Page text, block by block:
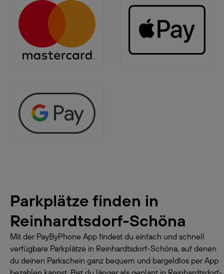
Parkplätze finden in
Reinhardtsdorf-Schöna
Mit der PayByPhone App findest du einfach und schnell
verfügbare Parkplätze in Reinhardtsdorf-Schöna, auf denen
du deinen Parkschein ganz bequem und bargeldlos per App